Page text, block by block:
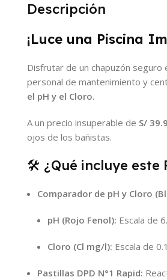
Descripción
¡Luce una Piscina
Disfrutar de un chapuzón seguro
personal de mantenimiento y
el pH y el Cloro.
A un precio insuperable de S/
ojos de los bañistas.
🛠️ ¿Qué incluye este
Comparador de pH y Cloro
pH (Rojo Fenol): Escala de
Cloro (Cl mg/l): Escala de
Pastillas DPD N°1 Rapid: